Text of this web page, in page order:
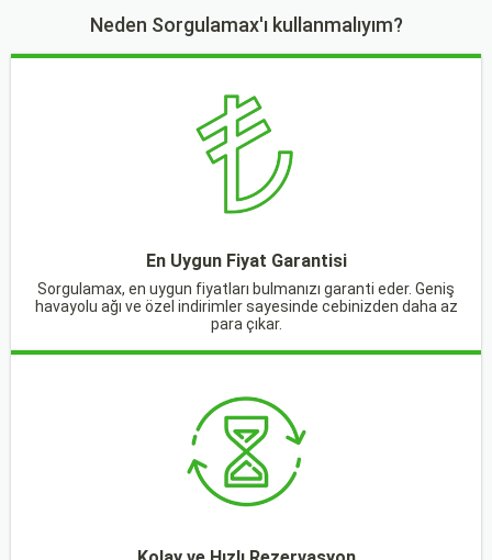
Neden Sorgulamax'ı kullanmalıyım?
En Uygun Fiyat Garantisi
Sorgulamax, en uygun fiyatları bulmanızı garanti eder. Geniş
havayolu ağı ve özel indirimler sayesinde cebinizden daha az
para çıkar.